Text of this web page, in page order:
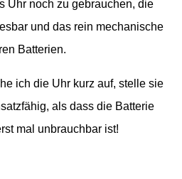
Uhr noch zu gebrauchen, die
und das rein mechanische
Batterien.
ich die Uhr kurz auf, stelle sie
als dass die Batterie
mal unbrauchbar ist!